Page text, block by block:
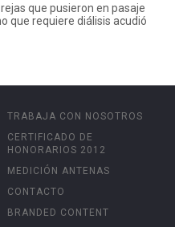
que pusieron en pasaje
que requiere diálisis acudió
TRABAJA CON NOSOTROS
CERTIFICADO DE
HONORARIOS 2012
MEDICIÓN ANTENAS
CONTACTO
BRANDED CONTENT